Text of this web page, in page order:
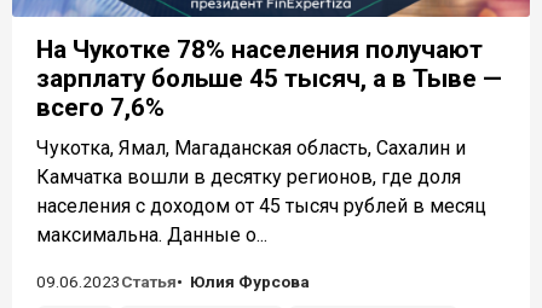
На Чукотке 78% населения получают
зарплату больше 45 тысяч, а в Тыве —
всего 7,6%
Чукотка, Ямал, Магаданская область, Сахалин и
Камчатка вошли в десятку регионов, где доля
населения с доходом от 45 тысяч рублей в месяц
максимальна. Данные о...
09.06.2023Статья
Юлия Фурсова